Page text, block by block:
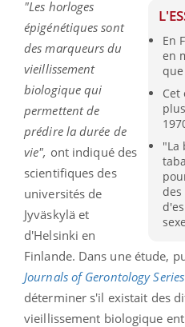
En
en
Cet
"La
"Les horloges
épigénétiques sont
des marqueurs du
vieillissement
biologique qui
permettent de
prédire la durée de
vie", ont indiqué des
scientifiques des
universités de
Jyväskylä et
d'Helsinki en
Finlande. Dans une étude,
Journals of Gerontology
déterminer s'il existait des
vieillissement biologique